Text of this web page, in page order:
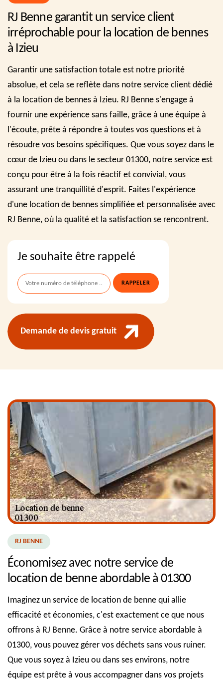
RJ Benne garantit un service client
irréprochable pour la location de bennes
à Izieu
Garantir une satisfaction totale est notre priorité
absolue, et cela se reflète dans notre service client dédié
à la location de bennes à Izieu. RJ Benne s'engage à
fournir une expérience sans faille, grâce à une équipe à
l'écoute, prête à répondre à toutes vos questions et à
résoudre vos besoins spécifiques. Que vous soyez dans le
cœur de Izieu ou dans le secteur 01300, notre service est
conçu pour être à la fois réactif et convivial, vous
assurant une tranquillité d'esprit. Faites l'expérience
d'une location de bennes simplifiée et personnalisée avec
RJ Benne, où la qualité et la satisfaction se rencontrent.
Je souhaite être rappelé
Demande de devis gratuit
RJ BENNE
Économisez avec notre service de
location de benne abordable à 01300
Imaginez un service de location de benne qui allie
efficacité et économies, c'est exactement ce que nous
offrons à RJ Benne. Grâce à notre service abordable à
01300, vous pouvez gérer vos déchets sans vous ruiner.
Que vous soyez à Izieu ou dans ses environs, notre
équipe est prête à vous accompagner dans vos projets